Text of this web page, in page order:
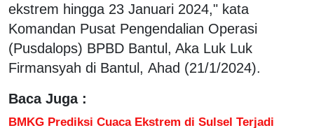
ekstrem hingga 23 Januari 2024," kata
Komandan Pusat Pengendalian Operasi
(Pusdalops) BPBD Bantul, Aka Luk Luk
Firmansyah di Bantul, Ahad (21/1/2024).
Baca Juga :
BMKG Prediksi Cuaca Ekstrem di Sulsel Terjadi